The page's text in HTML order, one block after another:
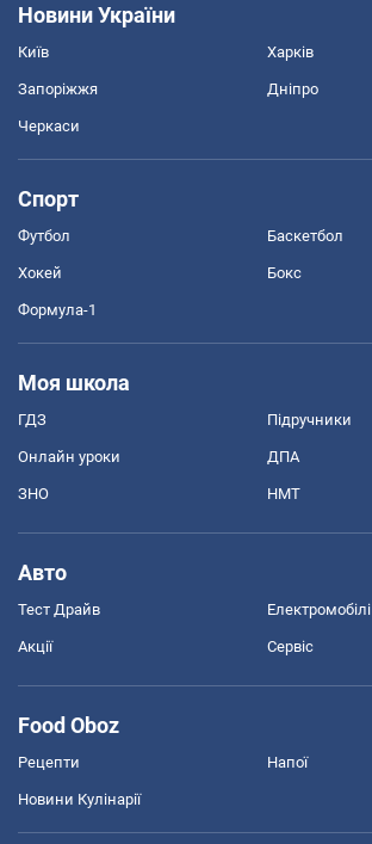
Новини України
Київ Харків
Запоріжжя Дніпро
Черкаси
Спорт
Футбол Баскетбол
Хокей Бокс
Формула-1
Моя школа
ГДЗ Підручники
Онлайн уроки ДПА
ЗНО НМТ
Авто
Тест Драйв Електромобілі
Акції Сервіс
Food Oboz
Рецепти Напої
Новини Кулінарії